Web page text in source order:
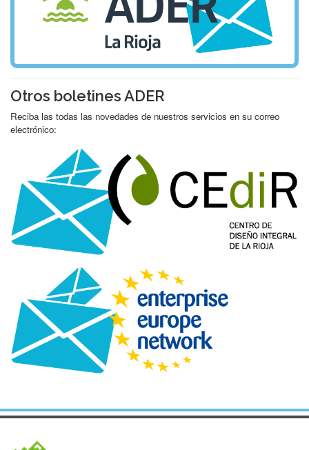
Otros boletines ADER
Reciba las todas las novedades de nuestros servicios en su correo
electrónico: